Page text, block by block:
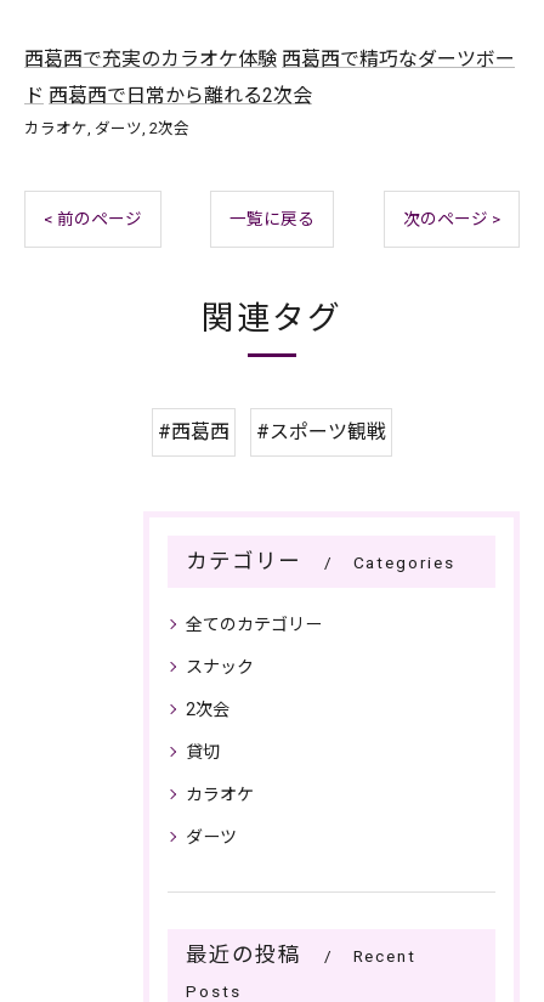
西葛西で充実のカラオケ体験 西葛西で精巧なダーツボー
ド 西葛西で日常から離れる2次会
カラオケ ダーツ 2次会
< 前のページ 一覧に戻る 次のページ >
関連タグ
#西葛西 #スポーツ観戦
カテゴリー Categories
全てのカテゴリー
スナック
2次会
貸切
カラオケ
ダーツ
最近の投稿
Recent
Posts